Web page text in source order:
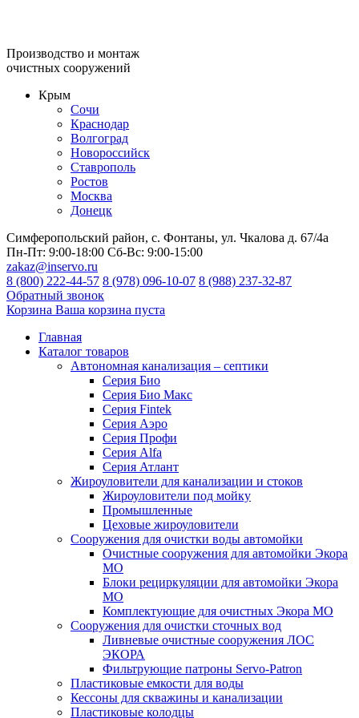
Производство и монтаж
очистных сооружений
Крым
Сочи
Краснодар
Волгоград
Новороссийск
Ставрополь
Ростов
Москва
Донецк
Симферопольский район, с. Фонтаны, ул. Чкалова д. 67/4а
Пн-Пт: 9:00-18:00 Сб-Вс: 9:00-15:00
zakaz@inservo.ru
8 (800) 222-44-57 8 (978) 096-10-07 8 (988) 237-32-87
Обратный звонок
Корзина Ваша корзина пуста
Главная
Каталог товаров
Автономная канализация – септики
Серия Био
Серия Био Макс
Серия Fintek
Серия Аэро
Серия Профи
Серия Alfa
Серия Атлант
Жироуловители для канализации и стоков
Жироуловители под мойку
Промышленные
Цеховые жироуловители
Сооружения для очистки воды автомойки
Очистные сооружения для автомойки Экора
МО
Блоки рециркуляции для автомойки Экора
МО
Комплектующие для очистных Экора МО
Сооружения для очистки сточных вод
Ливневые очистные сооружения ЛОС
ЭКОРА
Фильтрующие патроны Servo-Patron
Пластиковые емкости для воды
Кессоны для скважины и канализации
Пластиковые колодцы